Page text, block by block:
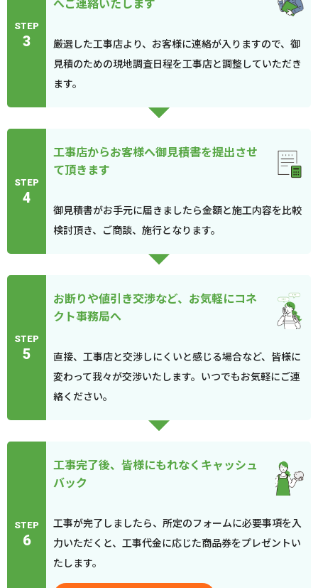
STEP
3
厳選した工事店より、お客様に連絡が入りますので、御
見積のための現地調査日程を工事店と調整していただき
ます。
STEP
4
工事店からお客様へ御見積書を提出させ
て頂きます
御見積書がお手元に届きましたら金額と施工内容を比較
検討頂き、ご商談、施行となります。
STEP
5
お断りや値引き交渉など、お気軽にコネ
クト事務局へ
直接、工事店と交渉しにくいと感じる場合など、皆様に
変わって我々が交渉いたします。いつでもお気軽にご連
絡ください。
STEP
6
工事完了後、皆様にもれなくキャッシュ
バック
工事が完了しましたら、所定のフォームに必要事項を入
力いただくと、工事代金に応じた商品券をプレゼントい
たします。